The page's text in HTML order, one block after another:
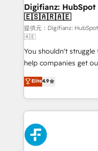
framework, meaning
HubSpot and vetted
can support public
other ones listed in our profile.
HubSpot implementation - HubSpot CMS
build We can do lots of things. But everything we do
is there for you to: - Grow revenue, and run your
business more efficiently - Build
relationships with customers -
decisions with data - Find a new voice and reach
more people - Get the most out of your HubSpot
investment
Digifianz:
🇪🇸🇦🇷🇦🇪
提供元：Digifianz:
🇦🇪
You shouldn't
help companies get
process-oriented
Marketing, Sales,
so selling and
feels easy and pain-free. We are a top
HubSpot Elite
and Customer First
Reviews and 4.9/5 rating
Elite4.9